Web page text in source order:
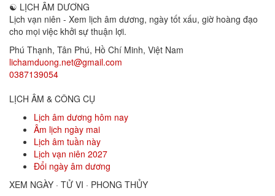
☯ LỊCH ÂM DƯƠNG
Lịch vạn niên - Xem lịch âm dương, ngày tốt xấu, giờ hoàng đạo
cho mọi việc khởi sự thuận lợi.
Phú Thạnh, Tân Phú, Hồ Chí Minh, Việt Nam
lichamduong.net@gmail.com
0387139054
LỊCH ÂM & CÔNG CỤ
Lịch âm dương hôm nay
Âm lịch ngày mai
Lịch âm tuần này
Lịch vạn niên 2027
Đổi ngày âm dương
XEM NGÀY · TỬ VI · PHONG THỦY